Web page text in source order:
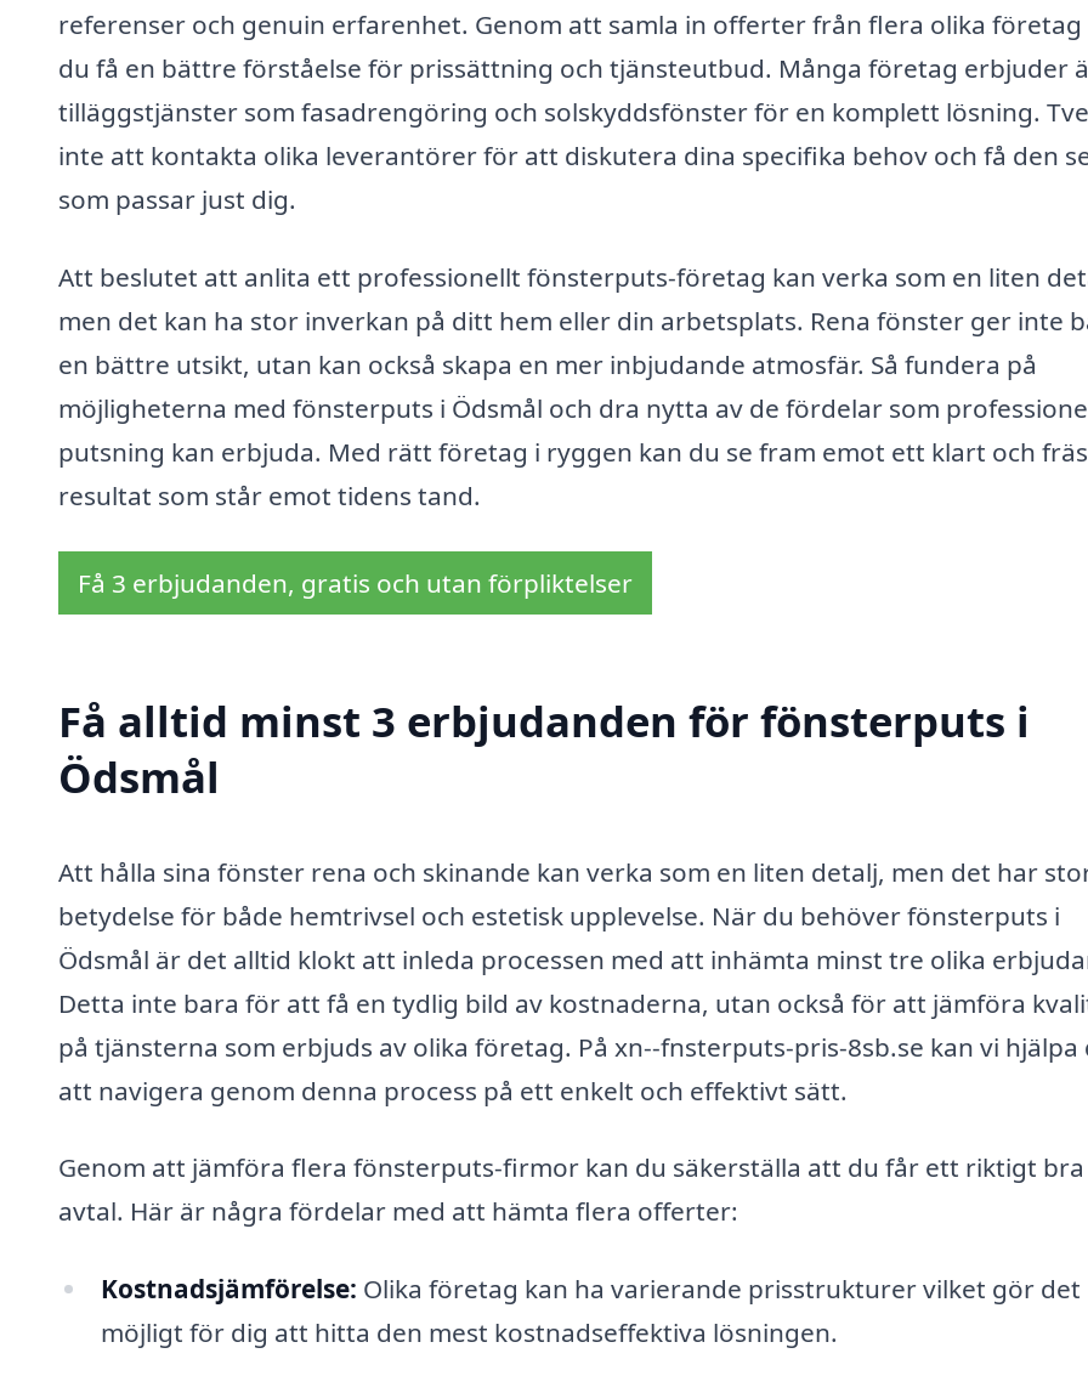
referenser och genuin erfarenhet. Genom att samla in offerter från flera olika företag
du få en bättre förståelse för prissättning och tjänsteutbud. Många företag erbjuder
tilläggstjänster som fasadrengöring och solskyddsfönster för en komplett lösning.
inte att kontakta olika leverantörer för att diskutera dina specifika behov och få den
som passar just dig.
Att beslutet att anlita ett professionellt fönsterputs-företag kan verka som en liten
men det kan ha stor inverkan på ditt hem eller din arbetsplats. Rena fönster ger inte
en bättre utsikt, utan kan också skapa en mer inbjudande atmosfär. Så fundera på
möjligheterna med fönsterputs i Ödsmål och dra nytta av de fördelar som
putsning kan erbjuda. Med rätt företag i ryggen kan du se fram emot ett klart och
resultat som står emot tidens tand.
Få 3 erbjudanden, gratis och utan förpliktelser
Få alltid minst 3 erbjudanden för fönsterputs i
Ödsmål
Att hålla sina fönster rena och skinande kan verka som en liten detalj, men det har
betydelse för både hemtrivsel och estetisk upplevelse. När du behöver fönsterputs i
Ödsmål är det alltid klokt att inleda processen med att inhämta minst tre olika
Detta inte bara för att få en tydlig bild av kostnaderna, utan också för att jämföra
på tjänsterna som erbjuds av olika företag. På xn--fnsterputs-pris-8sb.se kan vi hjälpa
att navigera genom denna process på ett enkelt och effektivt sätt.
Genom att jämföra flera fönsterputs-firmor kan du säkerställa att du får ett riktigt bra
avtal. Här är några fördelar med att hämta flera offerter:
Kostnadsjämförelse: Olika företag kan ha varierande prisstrukturer vilket gör det
möjligt för dig att hitta den mest kostnadseffektiva lösningen.